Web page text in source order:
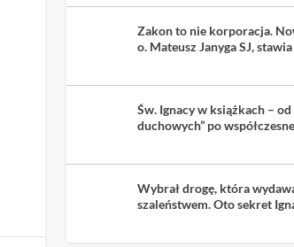
Zakon to nie korporacja.
o. Mateusz Janyga SJ,
Św. Ignacy w książkach – od
duchowych” po
Wybrał drogę, która
szaleństwem. Oto sekret